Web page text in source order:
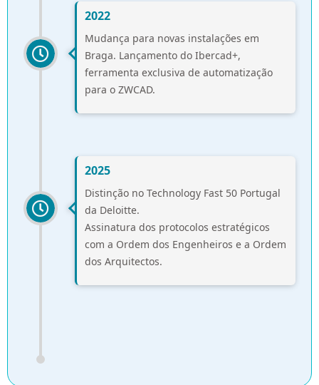
2022
Mudança para novas instalações em
Braga. Lançamento do Ibercad+,
ferramenta exclusiva de automatização
para o ZWCAD.
2025
Distinção no Technology Fast 50 Portugal
da Deloitte.
Assinatura dos protocolos estratégicos
com a Ordem dos Engenheiros e a Ordem
dos Arquitectos.